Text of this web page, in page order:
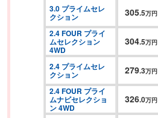
3.0 プライムセレ
クション 305.5万円
2.4 FOUR プライ
ムセレクション
4WD
304.5万円
2.4 プライムセレ
クション 279.3万円
2.4 FOUR プライ
ムナビセレクショ
ン 4WD
326.0万円